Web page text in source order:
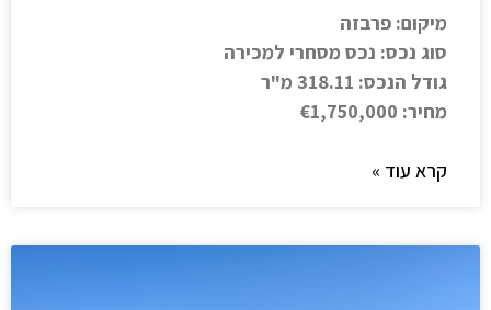
מיקום: פרבזה
סוג נכס: נכס מסחרי למכירה
גודל הנכס: 318.11 מ"ר
מחיר: €1,750,000
קרא עוד »